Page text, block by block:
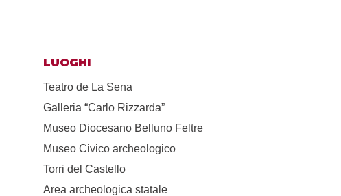
LUOGHI
Teatro de La Sena
Galleria “Carlo Rizzarda”
Museo Diocesano Belluno Feltre
Museo Civico archeologico
Torri del Castello
Area archeologica statale